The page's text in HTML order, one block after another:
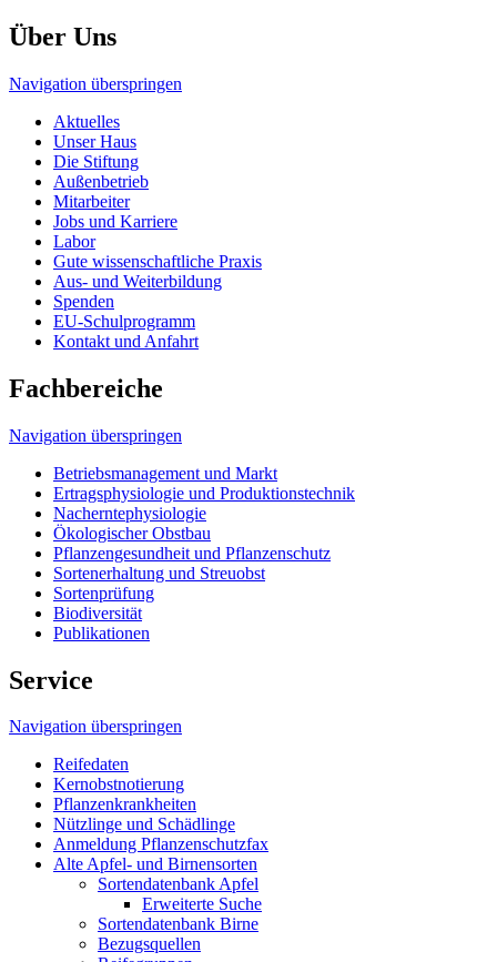
Über Uns
Navigation überspringen
Aktuelles
Unser Haus
Die Stiftung
Außenbetrieb
Mitarbeiter
Jobs und Karriere
Labor
Gute wissenschaftliche Praxis
Aus- und Weiterbildung
Spenden
EU-Schulprogramm
Kontakt und Anfahrt
Fachbereiche
Navigation überspringen
Betriebsmanagement und Markt
Ertragsphysiologie und Produktionstechnik
Nacherntephysiologie
Ökologischer Obstbau
Pflanzengesundheit und Pflanzenschutz
Sortenerhaltung und Streuobst
Sortenprüfung
Biodiversität
Publikationen
Service
Navigation überspringen
Reifedaten
Kernobstnotierung
Pflanzenkrankheiten
Nützlinge und Schädlinge
Anmeldung Pflanzenschutzfax
Alte Apfel- und Birnensorten
Sortendatenbank Apfel
Erweiterte Suche
Sortendatenbank Birne
Bezugsquellen